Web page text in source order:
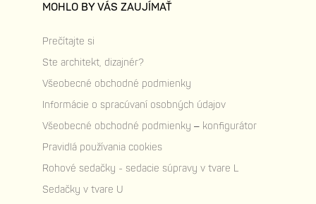
MOHLO BY VÁS ZAUJÍMAŤ
Prečítajte si
Ste architekt, dizajnér?
Všeobecné obchodné podmienky
Informácie o spracúvaní osobných údajov
Všeobecné obchodné podmienky – konfigurátor
Pravidlá používania cookies
Rohové sedačky - sedacie súpravy v tvare L
Sedačky v tvare U